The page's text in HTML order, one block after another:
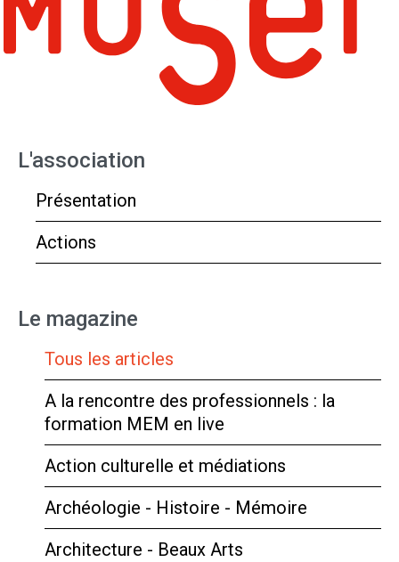
L'association
Présentation
Actions
Le magazine
Tous les articles
A la rencontre des professionnels : la
formation MEM en live
Action culturelle et médiations
Archéologie - Histoire - Mémoire
Architecture - Beaux Arts